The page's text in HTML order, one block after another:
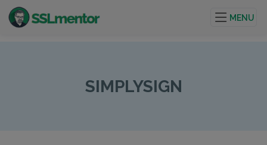
projetos de internet.
MENU
SIMPLYSIGN